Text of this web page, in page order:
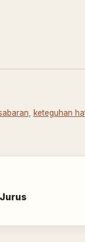
keteguhan